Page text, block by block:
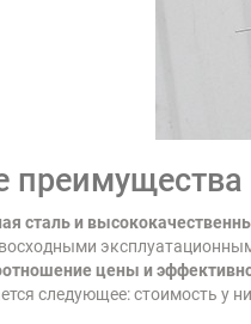
сталь и
цены и
следующее: стоимость у